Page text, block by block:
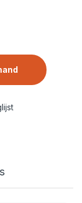
– iQ300